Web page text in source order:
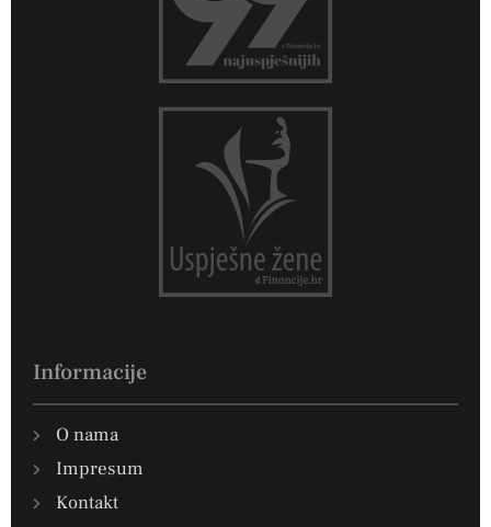
Informacije
O nama
Impresum
Kontakt